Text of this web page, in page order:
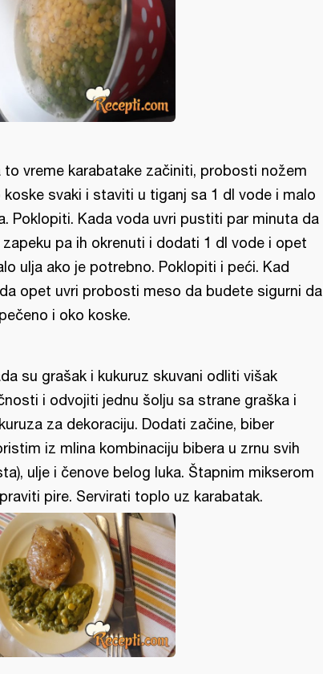
to vreme karabatake začiniti, probosti nožem
koske svaki i staviti u tiganj sa 1 dl vode i malo
Poklopiti. Kada voda uvri pustiti par minuta da
zapeku pa ih okrenuti i dodati 1 dl vode i opet
ulja ako je potrebno. Poklopiti i peći. Kad
opet uvri probosti meso da budete sigurni da
i oko koske.
su grašak i kukuruz skuvani odliti višak
i odvojiti jednu šolju sa strane graška i
za dekoraciju. Dodati začine, biber
iz mlina kombinaciju bibera u zrnu svih
ulje i čenove belog luka. Štapnim mikserom
pire. Servirati toplo uz karabatak.